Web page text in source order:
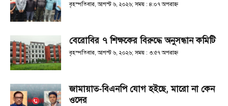
বৃহস্পতিবার, আগস্ট ৬, ২০২৬; সময় : ৪:০৭ অপরাহ্ণ
বেরোবির ৭ শিক্ষকের বিরুদ্ধে অনুসন্ধান কমিটি
বৃহস্পতিবার, আগস্ট ৬, ২০২৬; সময় : ৩:৫৭ অপরাহ্ণ
জামায়াত-বিএনপি যোগ হইছে, মারো না কেন
ওদের